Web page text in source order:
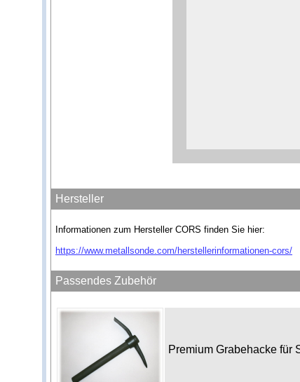
Hersteller
Informationen zum Hersteller CORS finden Sie hier:
https://www.metallsonde.com/herstellerinformationen-cors/
Passendes Zubehör
Premium Grabehacke für